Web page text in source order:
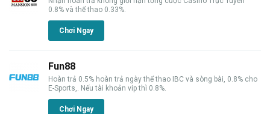
0.8% và thể thao 0.33%.
Chơi Ngay
Fun88
Hoàn trả 0.5% hoàn trả ngày thể thao IBC và sòng bài, 0.8% cho
E-Sports,. Nếu tài khoản vip thì 0.8%.
Chơi Ngay